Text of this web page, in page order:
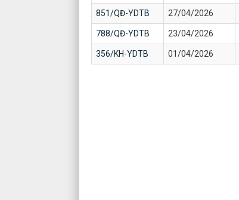
851/QĐ-YDTB 27/04/2026
788/QĐ-YDTB 23/04/2026
356/KH-YDTB 01/04/2026